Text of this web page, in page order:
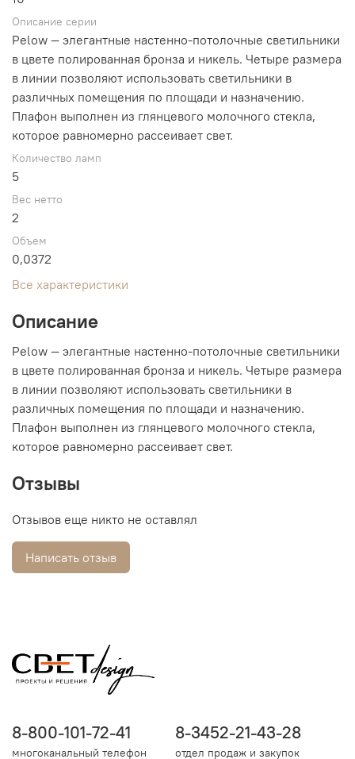
Описание серии
Pelow — элегантные настенно-потолочные светильники
в цвете полированная бронза и никель. Четыре размера
в линии позволяют использовать светильники в
различных помещения по площади и назначению.
Плафон выполнен из глянцевого молочного стекла,
которое равномерно рассеивает свет.
Количество ламп
5
Вес нетто
2
Объем
0,0372
Все характеристики
Описание
Pelow — элегантные настенно-потолочные светильники
в цвете полированная бронза и никель. Четыре размера
в линии позволяют использовать светильники в
различных помещения по площади и назначению.
Плафон выполнен из глянцевого молочного стекла,
которое равномерно рассеивает свет.
Отзывы
Отзывов еще никто не оставлял
Написать отзыв
8-800-101-72-41
многоканальный телефон
8-3452-21-43-28
отдел продаж и закупок